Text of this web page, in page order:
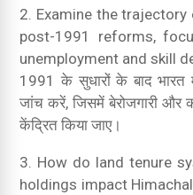
2. Examine the
post-1991 reforms,
unemployment and skill
1991 के सुधारों के बाद भारत
जांच करें, जिसमें बेरोजगारी और
केंद्रित किया जाए।
3. How do land tenure
holdings impact